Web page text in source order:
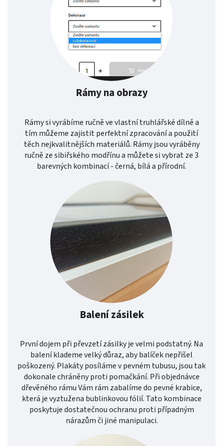
Rámy na obrazy
Rámy si vyrábíme ručně ve vlastní truhlářské dílně a
tím můžeme zajistit perfektní zpracování a použití
těch nejkvalitnějších materiálů. Rámy jsou vyráběny
ručně ze sibiřského modřínu a můžete si vybrat ze 3
barevných kombinací - černá, bílá a přírodní.
Balení zásilek
První dojem při převzetí zásilky je velmi podstatný. Na
balení klademe velký důraz, aby balíček nepřišel
poškozený. Plakáty posíláme v pevném tubusu, jsou tak
dokonale chráněny proti pomačkání. Při objednávce
dřevěného rámu Vám rám zabalíme do pevné krabice,
která je vyztužena bublinkovou fólií. Tato kombinace
poskytuje dostatečnou ochranu proti případným
nárazům či jiné manipulaci.